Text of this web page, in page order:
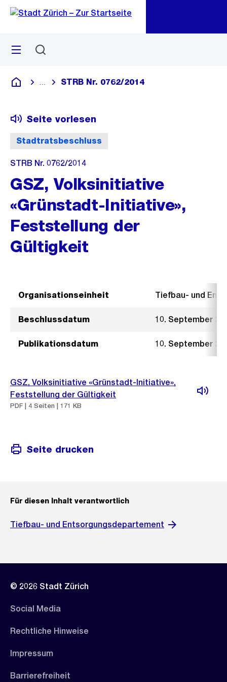
Navigation
Sprunglink
Menü
Deutsch
Blende alle Breadcrumbs ein
STRB Nr. 0762/2014
Stadtratsbeschluss
Seite vorlesen
STRB Nr. 0762/2014
GSZ, Volksinitiative
«Grünstadt-Initiative»,
Feststellung der
Gültigkeit
Organisationseinheit Tiefbau- und
Beschlussdatum 10. September
Publikationsdatum 10. September
GSZ, Volksinitiative «Grünstadt-Initiative»,
Feststellung der Gültigkeit
PDF | 4 Seiten | 171 KB
Seite drucken
Für diesen Inhalt verantwortlich
Tiefbau- und Entsorgungsdepartement
© 2026 Stadt Zürich
Social Media
Rechtliche Hinweise
Impressum
Barrierefreiheit